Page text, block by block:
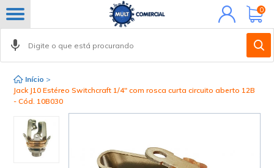
Minha
conta
0
Início >
Jack J10 Estéreo Switchcraft 1/4" com rosca curta circuito aberto 12B
- Cód. 10B030